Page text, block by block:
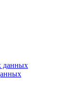
данных